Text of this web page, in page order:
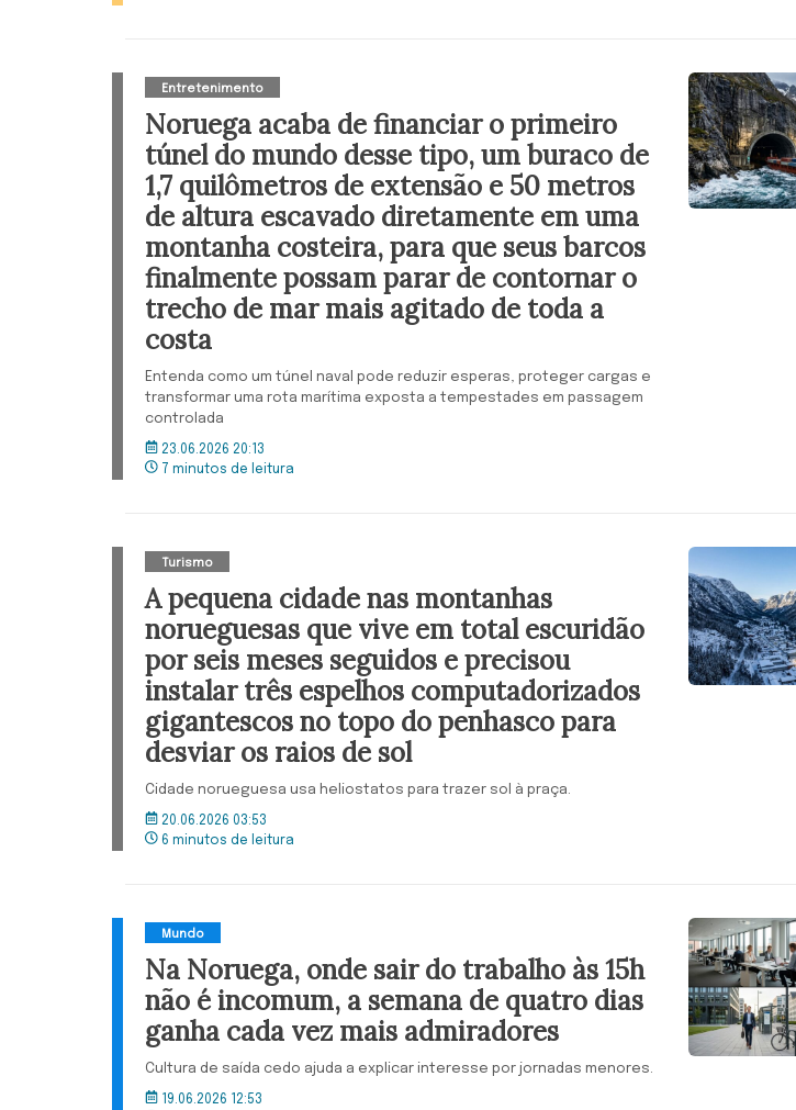
Entretenimento
Noruega acaba de financiar o primeiro
túnel do mundo desse tipo, um buraco de
1,7 quilômetros de extensão e 50 metros
de altura escavado diretamente em uma
montanha costeira, para que seus barcos
finalmente possam parar de contornar o
trecho de mar mais agitado de toda a
costa
Entenda como um túnel naval pode reduzir esperas, proteger cargas e
transformar uma rota marítima exposta a tempestades em passagem
controlada
23.06.2026 20:13
7 minutos de leitura
Turismo
A pequena cidade nas montanhas
norueguesas que vive em total escuridão
por seis meses seguidos e precisou
instalar três espelhos computadorizados
gigantescos no topo do penhasco para
desviar os raios de sol
Cidade norueguesa usa heliostatos para trazer sol à praça.
20.06.2026 03:53
6 minutos de leitura
Mundo
Na Noruega, onde sair do trabalho às 15h
não é incomum, a semana de quatro dias
ganha cada vez mais admiradores
Cultura de saída cedo ajuda a explicar interesse por jornadas menores.
19.06.2026 12:53